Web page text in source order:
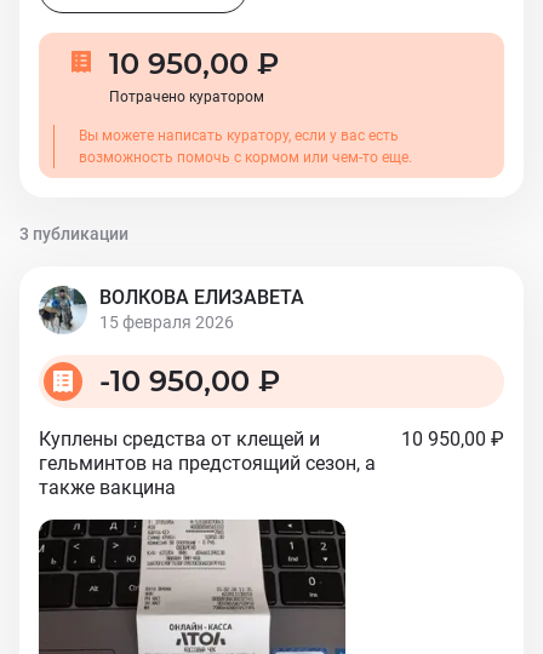
10 950,00 ₽
Потрачено куратором
Вы можете написать куратору, если у вас есть
возможность помочь с кормом или чем-то еще.
3 публикации
ВОЛКОВА ЕЛИЗАВЕТА
15 февраля 2026
-10 950,00 ₽
Куплены средства от клещей и
гельминтов на предстоящий сезон, а
также вакцина
10 950,00 ₽